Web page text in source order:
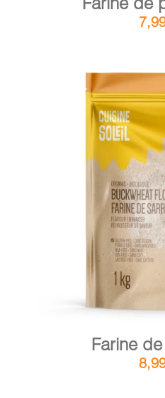
AJOUTER AU
Farine